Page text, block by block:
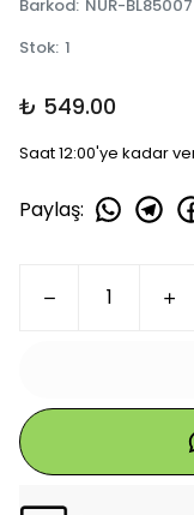
Barkod: NUR-BL85007
Stok: 1
₺ 549.00
Saat 12:00'ye kadar
Paylaş: